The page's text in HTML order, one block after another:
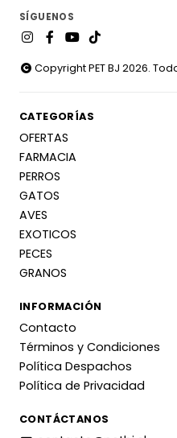
SÍGUENOS
Copyright PET BJ 2026.
CATEGORÍAS
OFERTAS
FARMACIA
PERROS
GATOS
AVES
EXOTICOS
PECES
GRANOS
INFORMACIÓN
Contacto
Términos y Condiciones
Política Despachos
Política de Privacidad
CONTÁCTANOS